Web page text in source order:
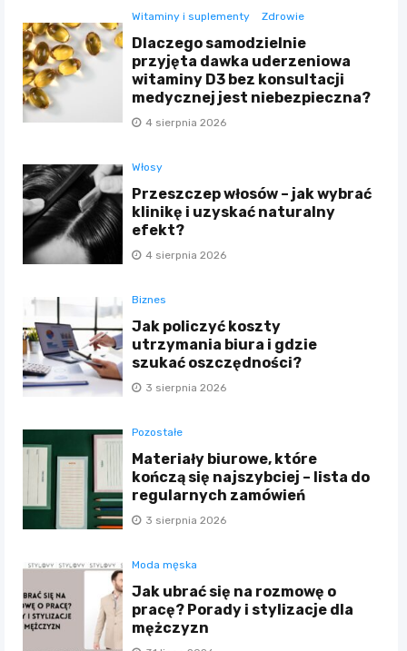
Witaminy i suplementy Zdrowie
Dlaczego samodzielnie
przyjęta dawka uderzeniowa
witaminy D3 bez konsultacji
medycznej jest niebezpieczna?
4 sierpnia 2026
Włosy
Przeszczep włosów – jak wybrać
klinikę i uzyskać naturalny
efekt?
4 sierpnia 2026
Biznes
Jak policzyć koszty
utrzymania biura i gdzie
szukać oszczędności?
3 sierpnia 2026
Pozostałe
Materiały biurowe, które
kończą się najszybciej – lista do
regularnych zamówień
3 sierpnia 2026
Moda męska
Jak ubrać się na rozmowę o
pracę? Porady i stylizacje dla
mężczyzn